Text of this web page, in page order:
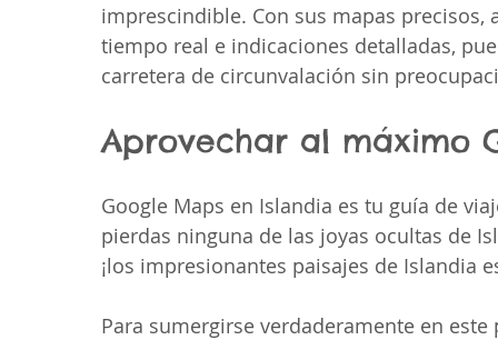
imprescindible. Con sus mapas
tiempo real e indicaciones detalladas,
carretera de circunvalación sin
Aprovechar al máximo
Google Maps en Islandia es tu guía de
pierdas ninguna de las joyas ocultas de
¡los impresionantes paisajes de Islandia
Para sumergirse verdaderamente en